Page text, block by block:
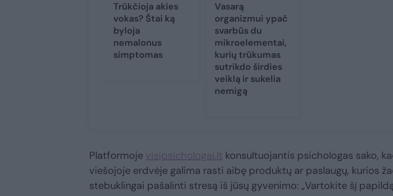
Trūkčioja akies
vokas? Štai ką
byloja
nemalonus
simptomas
Vasarą
organizmui ypač
svarbūs du
mikroelementai,
kurių trūkumas
sutrikdo širdies
veiklą ir sukelia
nemigą
Platformoje visipsichologai.lt konsultuojantis psichologas sako,
viešojoje erdvėje galima rasti aibę produktų ar paslaugų, kurios
stebuklingai pašalinti stresą iš jūsų gyvenimo: „Vartokite šį